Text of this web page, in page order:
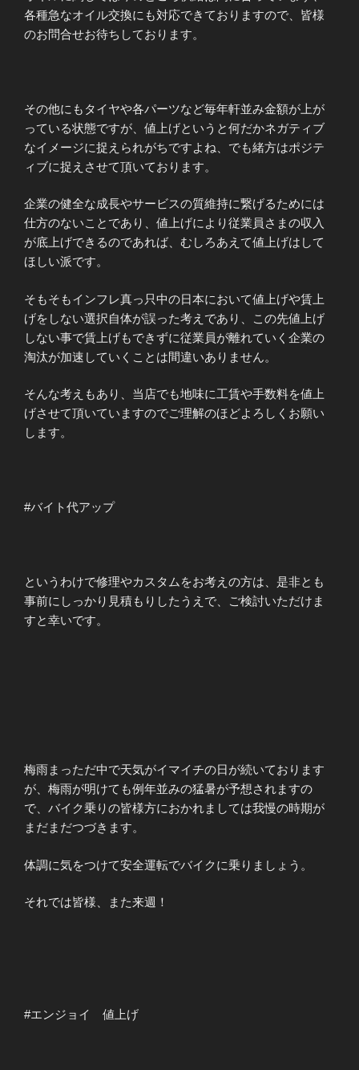
各種急なオイル交換にも対応できておりますので、皆様
のお問合せお待ちしております。
その他にもタイヤや各パーツなど毎年軒並み金額が上が
っている状態ですが、値上げというと何だかネガティブ
なイメージに捉えられがちですよね、でも緒方はポジテ
ィブに捉えさせて頂いております。
企業の健全な成長やサービスの質維持に繋げるためには
仕方のないことであり、値上げにより従業員さまの収入
が底上げできるのであれば、むしろあえて値上げはして
ほしい派です。
そもそもインフレ真っ只中の日本において値上げや賃上
げをしない選択自体が誤った考えであり、この先値上げ
しない事で賃上げもできずに従業員が離れていく企業の
淘汰が加速していくことは間違いありません。
そんな考えもあり、当店でも地味に工賃や手数料を値上
げさせて頂いていますのでご理解のほどよろしくお願い
します。
#バイト代アップ
というわけで修理やカスタムをお考えの方は、是非とも
事前にしっかり見積もりしたうえで、ご検討いただけま
すと幸いです。
梅雨まっただ中で天気がイマイチの日が続いております
が、梅雨が明けても例年並みの猛暑が予想されますの
で、バイク乗りの皆様方におかれましては我慢の時期が
まだまだつづきます。
体調に気をつけて安全運転でバイクに乗りましょう。
それでは皆様、また来週！
#エンジョイ 値上げ